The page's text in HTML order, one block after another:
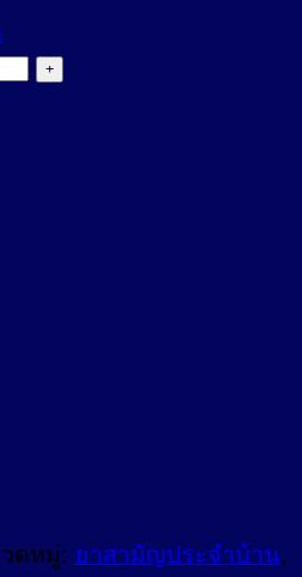
ดหมู่: ยาสามัญประจำบ้าน,